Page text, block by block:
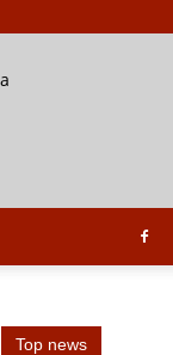
Top news